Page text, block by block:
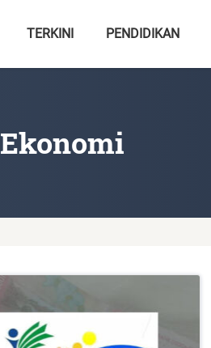
TERKINI PENDIDIKAN
Ekonomi